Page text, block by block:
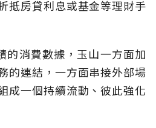
抵房貸利息或基金等理財手
的消費數據，玉山一方面加
的連結，一方面串接外部場
成一個持續流動、彼此強化